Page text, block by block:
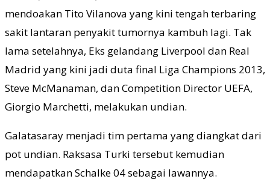
mendoakan Tito Vilanova yang kini tengah terbaring
sakit lantaran penyakit tumornya kambuh lagi. Tak
lama setelahnya, Eks gelandang Liverpool dan Real
Madrid yang kini jadi duta final Liga Champions 2013,
Steve McManaman, dan Competition Director UEFA,
Giorgio Marchetti, melakukan undian.
Galatasaray menjadi tim pertama yang diangkat dari
pot undian. Raksasa Turki tersebut kemudian
mendapatkan Schalke 04 sebagai lawannya.